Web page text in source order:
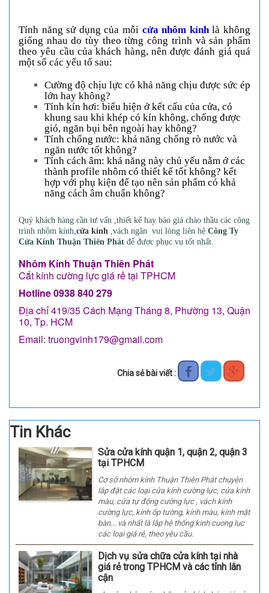
Tính năng sử dụng của mỗi cửa nhôm kínhlà không
giống nhau do tùy theo từng công trình và sản phẩm
theo yêu cầu của khách hàng, nên được đánh giá quá
một số các yếu tố sau:
Cường độ chịu lực có khả năng chịu được sức ép
lớn hay không?
Tính kín hơi: biểu hiện ở kết cấu của cửa, có
khung sau khi khép có kín không, chống được
gió, ngăn bụi bên ngoài hay không?
Tính chống nước: khả năng chống rò nước và
ngăn nước tốt không?
Tính cách âm: khả năng này chủ yếu nằm ở các
thành profile nhôm có thiết kế tốt không? kết
hợp với phụ kiện để tạo nên sản phẩm có khả
năng cách âm chuẩn không?
Quý khách hàng cần tư vấn ,thiết kế hay báo giá chào thầu các công
trình nhôm kính, cửa kính ,vách ngăn vui lòng liên hệ Công Ty
Cửa Kính Thuận Thiên Phát để được phục vụ tốt nhất.
Nhôm Kính Thuận Thiên Phát
Cắt kính cường lực giá rẻ tại TPHCM
Hotline 0938 840 279
Địa chỉ 419/35 Cách Mạng Tháng 8, Phường 13, Quận
10, Tp. HCM
Email: truongvinh179@gmail.com
Chia sẻ bài viết :
Tin Khác
Sửa cửa kính quận 1, quận 2, quận 3
tại TPHCM
Cơ sở nhôm kính Thuận Thiên Phát chuyên
lắp đặt các loại cửa kính cường lực, cửa kính
màu, cửa tự động cường lực , vách kính
cường lực, kính ốp tường, kính màu, kính mặt
bàn... và nhất là lắp hệ thống kinh cuong luc
các loại giá rẻ, theo yêu cầu.
Dịch vụ sửa chữa cửa kính tại nhà
giá rẻ trong TPHCM và các tỉnh lân
cận